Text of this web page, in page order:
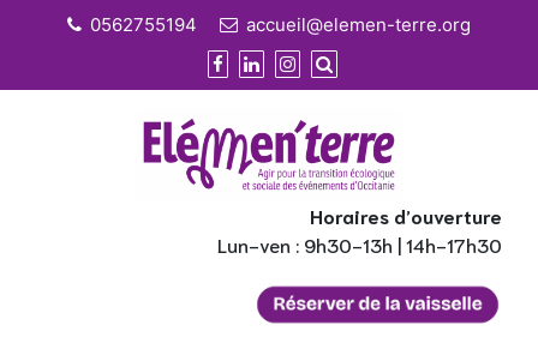
0562755194 accueil@elemen-terre.org
Horaires d’ouverture
Lun-ven : 9h30-13h | 14h-17h30